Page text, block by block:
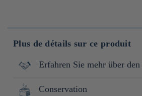
Plus de détails sur ce produit
Erfahren Sie mehr über den
Kasugai Seika, fondée en 1928 dans le
Conservation